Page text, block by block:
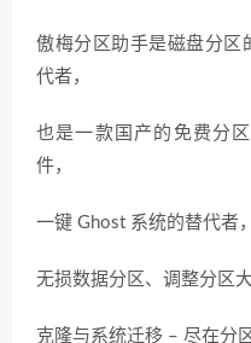
傲梅分区助手是磁盘分区
代者，
也是一款国产的免费分
件，
一键 Ghost 系统的替代者
无损数据分区、调整分区
克隆与系统迁移 – 尽在分